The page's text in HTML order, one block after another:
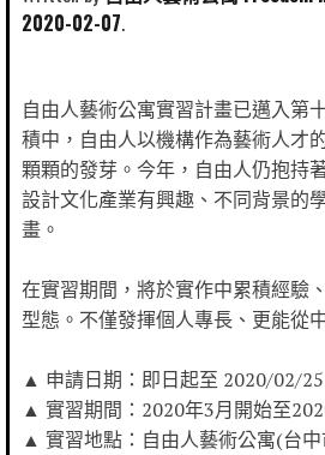
2020-02-07
自由人藝術公寓實習計畫已邁入第
積中，自由人以機構作為藝術人才
顆顆的發芽。今年，自由人仍抱持
設計文化產業有興趣、不同背景的
畫。
在實習期間，將於實作中累積經驗
型態。不僅發揮個人專長、更能從
▲ 申請日期：即日起至 2020/02/
▲ 實習期間：2020年3月開始至
▲ 實習地點：自由人藝術公寓(台